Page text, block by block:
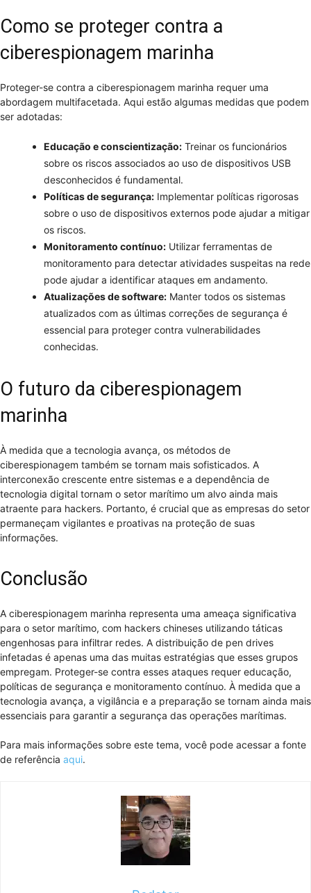
Como se proteger contra a
ciberespionagem marinha
Proteger-se contra a ciberespionagem marinha requer uma
abordagem multifacetada. Aqui estão algumas medidas que podem
ser adotadas:
Educação e conscientização: Treinar os funcionários
sobre os riscos associados ao uso de dispositivos USB
desconhecidos é fundamental.
Políticas de segurança: Implementar políticas rigorosas
sobre o uso de dispositivos externos pode ajudar a mitigar
os riscos.
Monitoramento contínuo: Utilizar ferramentas de
monitoramento para detectar atividades suspeitas na rede
pode ajudar a identificar ataques em andamento.
Atualizações de software: Manter todos os sistemas
atualizados com as últimas correções de segurança é
essencial para proteger contra vulnerabilidades
conhecidas.
O futuro da ciberespionagem
marinha
À medida que a tecnologia avança, os métodos de
ciberespionagem também se tornam mais sofisticados. A
interconexão crescente entre sistemas e a dependência de
tecnologia digital tornam o setor marítimo um alvo ainda mais
atraente para hackers. Portanto, é crucial que as empresas do setor
permaneçam vigilantes e proativas na proteção de suas
informações.
Conclusão
A ciberespionagem marinha representa uma ameaça significativa
para o setor marítimo, com hackers chineses utilizando táticas
engenhosas para infiltrar redes. A distribuição de pen drives
infetadas é apenas uma das muitas estratégias que esses grupos
empregam. Proteger-se contra esses ataques requer educação,
políticas de segurança e monitoramento contínuo. À medida que a
tecnologia avança, a vigilância e a preparação se tornam ainda mais
essenciais para garantir a segurança das operações marítimas.
Para mais informações sobre este tema, você pode acessar a fonte
de referência aqui.